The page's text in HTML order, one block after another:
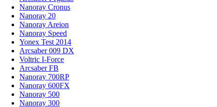
Nanoray Cronus
Nanoray 20
Nanoray Areion
Nanoray Speed
Yonex Test 2014
Arcsaber 009 DX
Voltric I-Force
Arcsaber FB
Nanoray 700RP
Nanoray 600FX
Nanoray 500
Nanoray 300